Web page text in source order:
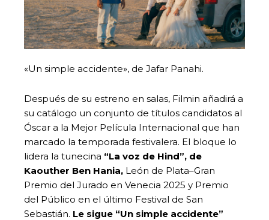
«Un simple accidente», de Jafar Panahi.
Después de su estreno en salas, Filmin añadirá a
su catálogo un conjunto de títulos candidatos al
Óscar a la Mejor Película Internacional que han
marcado la temporada festivalera. El bloque lo
lidera la tunecina “La voz de Hind”, de
Kaouther Ben Hania, León de Plata–Gran
Premio del Jurado en Venecia 2025 y Premio
del Público en el último Festival de San
Sebastián. Le sigue “Un simple accidente”